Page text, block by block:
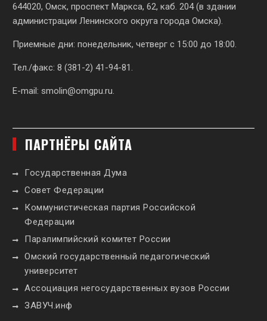
644020, Омск, проспект Маркса, 62, каб. 204 (в здании
администрации Ленинского округа города Омска).
Приемные дни: понедельник, четверг с 15:00 до 18:00.
Тел./факс: 8 (381-2) 41-94-81.
E-mail: smolin@omgpu.ru
ПАРТНЁРЫ САЙТА
Государственная Дума
Совет Федерации
Коммунистическая партия Российской
Федерации
Паралимпийский комитет России
Омский государственный педагогический
университет
Ассоциация негосударственных вузов России
ЗАВУЧ.инф